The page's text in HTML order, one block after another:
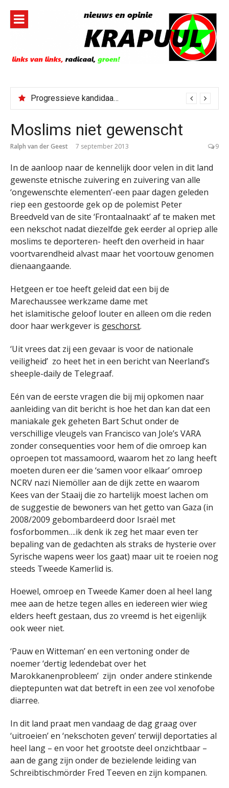
inhoud
Progressieve kandidaat El-Sayed senaatskandidaat Michigan
Moslims niet gewenscht
Ralph van der Geest 7 september 2013 9
In de aanloop naar de kennelijk door velen in dit land
gewenste etnische zuivering en zuivering van alle
‘ongewenschte elementen’-een paar dagen geleden
riep een gestoorde gek op de polemist Peter
Breedveld van de site ‘Frontaalnaakt’ af te maken met
een nekschot nadat diezelfde gek eerder al opriep alle
moslims te deporteren- heeft den overheid in haar
voortvarendheid alvast maar het voortouw genomen
dienaangaande.
Hetgeen er toe heeft geleid dat een bij de
Marechaussee werkzame dame met
het islamitische geloof louter en alleen om die reden
door haar werkgever is geschorst.
‘Uit vrees dat zij een gevaar is voor de nationale
veiligheid’ zo heet het in een bericht van Neerland’s
sheeple-daily de Telegraaf.
Eén van de eerste vragen die bij mij opkomen naar
aanleiding van dit bericht is hoe het dan kan dat een
maniakale gek geheten Bart Schut onder de
verschillige vleugels van Francisco van Jole’s VARA
zonder consequenties voor hem of die omroep kan
oproepen tot massamoord, waarom het zo lang heeft
moeten duren eer die ‘samen voor elkaar’ omroep
NCRV nazi Niemöller aan de dijk zette en waarom
Kees van der Staaij die zo hartelijk moest lachen om
de suggestie de bewoners van het getto van Gaza (in
2008/2009 gebombardeerd door Israël met
fosforbommen….ik denk ik zeg het maar even ter
bepaling van de gedachten als straks de hysterie over
Syrische wapens weer los gaat) maar uit te roeien nog
steeds Tweede Kamerlid is.
Hoewel, omroep en Tweede Kamer doen al heel lang
mee aan de hetze tegen alles en iedereen wier wieg
elders heeft gestaan, dus zo vreemd is het eigenlijk
ook weer niet.
‘Pauw en Witteman’ en een vertoning onder de
noemer ‘dertig ledendebat over het
Marokkanenprobleem’ zijn onder andere stinkende
dieptepunten wat dat betreft in een zee vol xenofobe
diarree.
In dit land praat men vandaag de dag graag over
‘uitroeien’ en ‘nekschoten geven’ terwijl deportaties al
heel lang – en voor het grootste deel onzichtbaar –
aan de gang zijn onder de bezielende leiding van
Schreibtischmörder Fred Teeven en zijn kompanen.